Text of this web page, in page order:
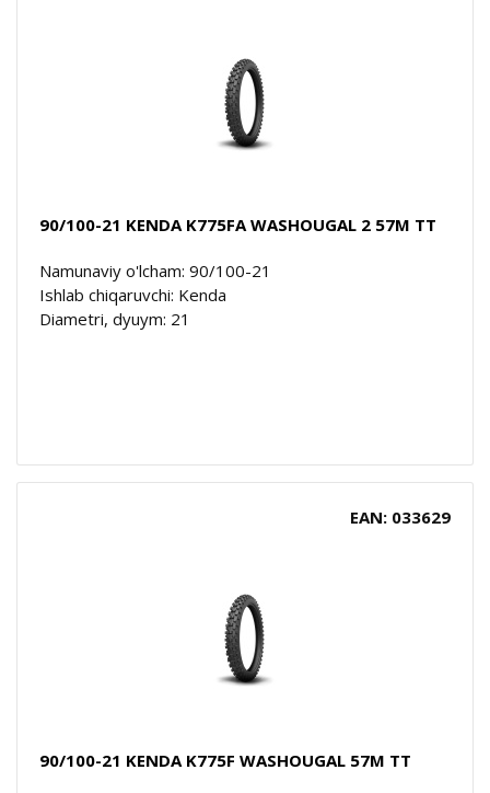
90/100-21 KENDA K775FA WASHOUGAL 2 57M TT
Namunaviy o'lcham: 90/100-21
Ishlab chiqaruvchi: Kenda
Diametri, dyuym: 21
EAN: 033629
90/100-21 KENDA K775F WASHOUGAL 57M TT